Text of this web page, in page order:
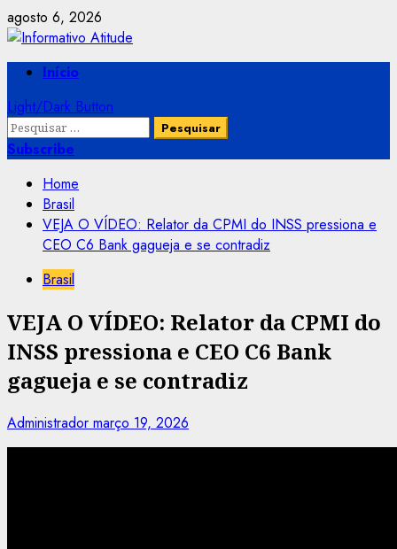
Skip
to
content
agosto 6, 2026
PrimaryInício
Light/Dark Button
Pesquisar
por:
Subscribe
Home
Brasil
VEJA O VÍDEO: Relator da CPMI do INSS pressiona e
CEO C6 Bank gagueja e se contradiz
Brasil
VEJA O VÍDEO: Relator da CPMI do
INSS pressiona e CEO C6 Bank
gagueja e se contradiz
Administrador março 19, 2026